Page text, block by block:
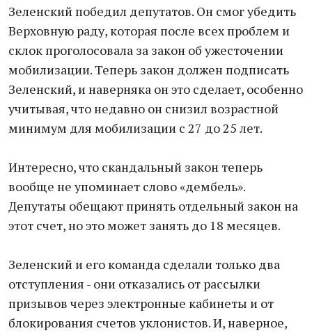
Зеленский победил депутатов. Он смог убедить
Верховную раду, которая после всех проблем и
склок проголосовала за закон об ужесточении
мобилизации. Теперь закон должен подписать
Зеленский, и наверняка он это сделает, особенно
учитывая, что недавно он снизил возрастной
минимум для мобилизации с 27 до 25 лет.
Интересно, что скандальный закон теперь
вообще не упоминает слово «дембель».
Депутаты обещают принять отдельный закон на
этот счет, но это может занять до 18 месяцев.
Зеленский и его команда сделали только два
отступления - они отказались от рассылки
призывов через электронные кабинеты и от
блокирования счетов уклонистов. И, наверное,